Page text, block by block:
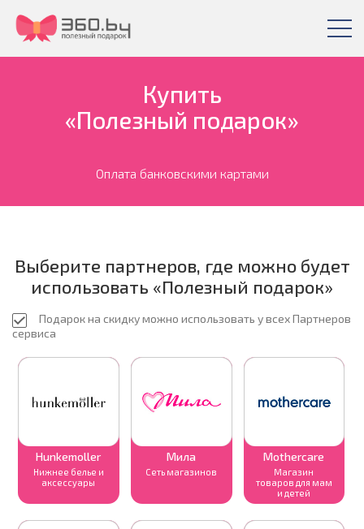
Купить
«Полезный подарок»
Оплата банковскими картами
Выберите партнеров, где можно будет
использовать «Полезный подарок»
Подарок на скидку можно использовать у всех Партнеров
сервиса
Hunkemoller
Нижнее белье и
аксессуары
Мила
Сеть магазинов
Mothercare
Магазин
товаров для мам
и детей